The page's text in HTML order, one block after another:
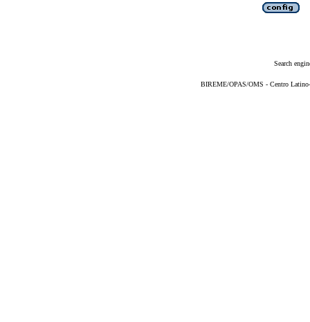
Search
BIREME/OPAS/OMS - Centro Latino-